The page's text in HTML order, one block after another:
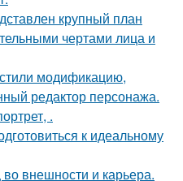
крупный план
чертами лица и
модификацию,
редактор персонажа.
.
к идеальному
внешности и карьера.